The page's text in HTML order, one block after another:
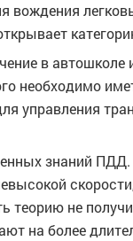
вождения
в автошколе
необходимо
управления
знаний
теорию не
на более